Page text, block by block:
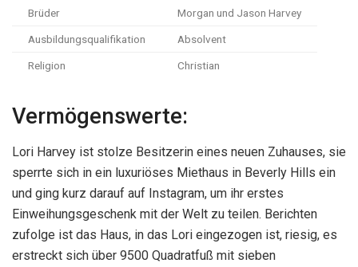
Brüder Morgan und Jason Harvey
Ausbildungsqualifikation Absolvent
Religion Christian
Vermögenswerte:
Lori Harvey ist stolze Besitzerin eines neuen Zuhauses, sie
sperrte sich in ein luxuriöses Miethaus in Beverly Hills ein
und ging kurz darauf auf Instagram, um ihr erstes
Einweihungsgeschenk mit der Welt zu teilen. Berichten
zufolge ist das Haus, in das Lori eingezogen ist, riesig, es
erstreckt sich über 9500 Quadratfuß mit sieben